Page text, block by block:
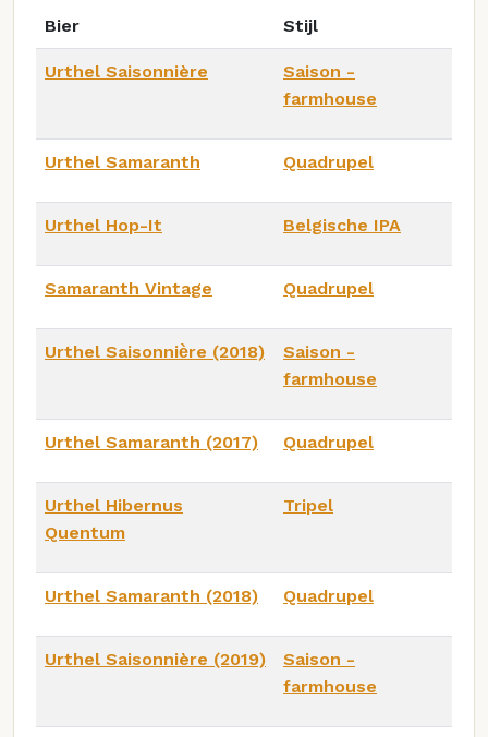
Bier Stijl
Urthel Saisonnière
Saison -
farmhouse
Urthel Samaranth Quadrupel
Urthel Hop-It Belgische IPA
Samaranth Vintage Quadrupel
Urthel Saisonniѐre (2018)
Saison -
farmhouse
Urthel Samaranth (2017) Quadrupel
Urthel Hibernus
Quentum
Tripel
Urthel Samaranth (2018) Quadrupel
Urthel Saisonnière (2019)
Saison -
farmhouse